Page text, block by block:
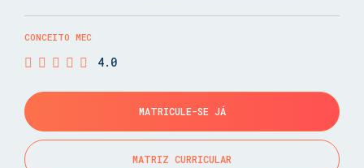
CONCEITO MEC
4.0
MATRICULE-SE JÁ
MATRIZ CURRICULAR